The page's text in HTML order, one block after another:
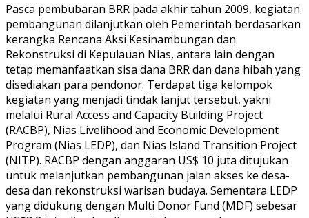
Pasca pembubaran BRR pada akhir tahun 2009, kegiatan
pembangunan dilanjutkan oleh Pemerintah berdasarkan
kerangka Rencana Aksi Kesinambungan dan
Rekonstruksi di Kepulauan Nias, antara lain dengan
tetap memanfaatkan sisa dana BRR dan dana hibah yang
disediakan para pendonor. Terdapat tiga kelompok
kegiatan yang menjadi tindak lanjut tersebut, yakni
melalui Rural Access and Capacity Building Project
(RACBP), Nias Livelihood and Economic Development
Program (Nias LEDP), dan Nias Island Transition Project
(NITP). RACBP dengan anggaran US$ 10 juta ditujukan
untuk melanjutkan pembangunan jalan akses ke desa-
desa dan rekonstruksi warisan budaya. Sementara LEDP
yang didukung dengan Multi Donor Fund (MDF) sebesar